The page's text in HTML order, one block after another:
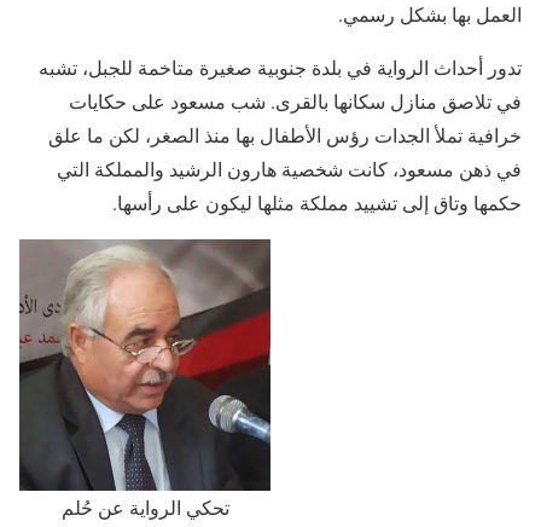
العمل بها بشكل رسمي.
تدور أحداث الرواية في بلدة جنوبية صغيرة متاخمة للجبل، تشبه
في تلاصق منازل سكانها بالقرى. شب مسعود على حكايات
خرافية تملأ الجدات رؤس الأطفال بها منذ الصغر، لكن ما علق
في ذهن مسعود، كانت شخصية هارون الرشيد والمملكة التي
حكمها وتاق إلى تشييد مملكة مثلها ليكون على رأسها.
تحكي الرواية عن حُلم